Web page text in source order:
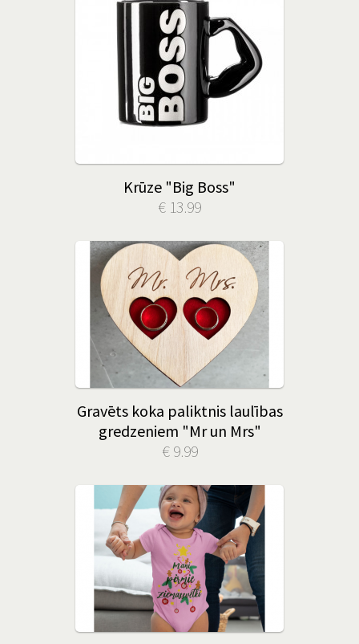
Krūze "Big Boss"
€ 13.99
Gravēts koka paliktnis laulības
gredzeniem "Mr un Mrs"
€ 9.99